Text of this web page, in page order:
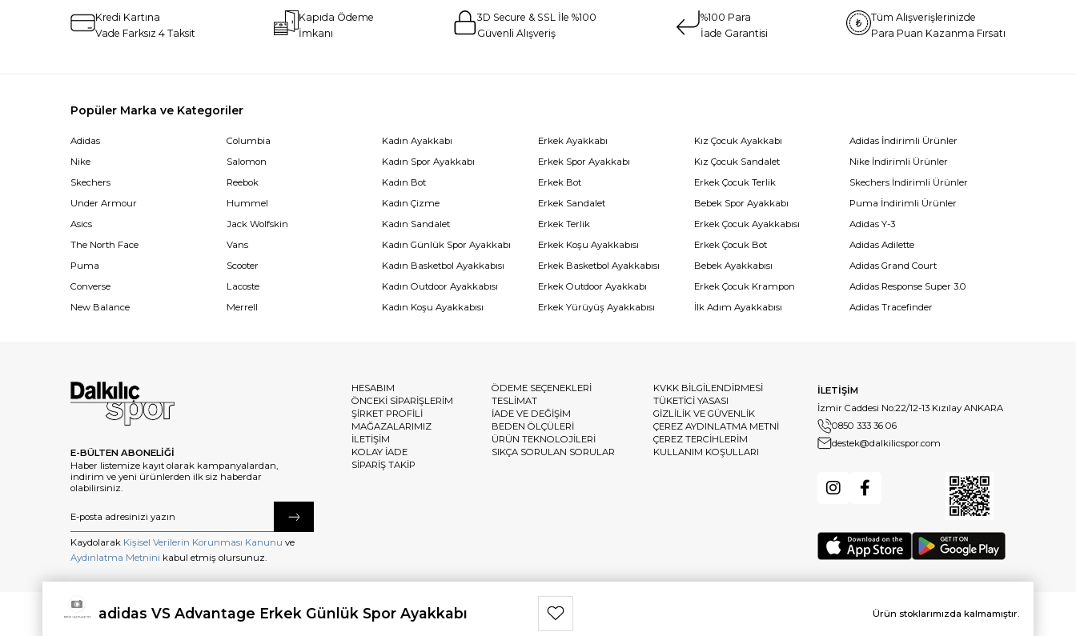
Kredi Kartına
Vade Farksız 4 Taksit
Kapıda Ödeme
İmkanı
3D Secure & SSL İle %100
Güvenli Alışveriş
%100 Para
İade Garantisi
Tüm Alışverişlerinizde
Para Puan Kazanma Fırsatı
Popüler Marka ve Kategoriler
Adidas
Nike
Skechers
Under Armour
Asics
The North Face
Puma
Converse
New Balance
Columbia
Salomon
Reebok
Hummel
Jack Wolfskin
Vans
Scooter
Lacoste
Merrell
Kadın Ayakkabı
Kadın Spor Ayakkabı
Kadın Bot
Kadın Çizme
Kadın Sandalet
Kadın Günlük Spor Ayakkabı
Kadın Basketbol Ayakkabısı
Kadın Outdoor Ayakkabısı
Kadın Koşu Ayakkabısı
Erkek Ayakkabı
Erkek Spor Ayakkabı
Erkek Bot
Erkek Sandalet
Erkek Terlik
Erkek Koşu Ayakkabısı
Erkek Basketbol Ayakkabısı
Erkek Outdoor Ayakkabı
Erkek Yürüyüş Ayakkabısı
Kız Çocuk Ayakkabı
Kız Çocuk Sandalet
Erkek Çocuk Terlik
Bebek Spor Ayakkabı
Erkek Çocuk Ayakkabısı
Erkek Çocuk Bot
Bebek Ayakkabısı
Erkek Çocuk Krampon
İlk Adım Ayakkabısı
Adidas İndirimli Ürünler
Nike İndirimli Ürünler
Skechers İndirimli Ürünler
Puma İndirimli Ürünler
Adidas Y-3
Adidas Adilette
Adidas Grand Court
Adidas Response Super 3.0
Adidas Tracefinder
E-BÜLTEN ABONELİĞİ
Haber listemize kayıt olarak kampanyalardan,
indirim ve yeni ürünlerden ilk siz haberdar
olabilirsiniz.
Kaydolarak Kişisel Verilerin Korunması Kanunu ve
Aydınlatma Metnini kabul etmiş olursunuz.
HESABIM
ÖNCEKİ SİPARİŞLERİM
ŞİRKET PROFİLİ
MAĞAZALARIMIZ
İLETİŞİM
KOLAY İADE
SİPARİŞ TAKİP
ÖDEME SEÇENEKLERİ
TESLİMAT
İADE VE DEĞİŞİM
BEDEN ÖLÇÜLERİ
ÜRÜN TEKNOLOJİLERİ
SIKÇA SORULAN SORULAR
KVKK BİLGİLENDİRMESİ
TÜKETİCİ YASASI
GİZLİLİK VE GÜVENLİK
ÇEREZ AYDINLATMA METNİ
ÇEREZ TERCİHLERİM
KULLANIM KOŞULLARI
İLETİŞİM
İzmir Caddesi No:22/12-13 Kızılay ANKARA
0850 333 36 06
destek@dalkilicspor.com
©2025 dalkilicspor.com.tr. Tüm Hakları Saklıdır.
adidas VS Advantage Erkek Günlük Spor Ayakkabı Ürün stoklarımızda kalmamıştır.